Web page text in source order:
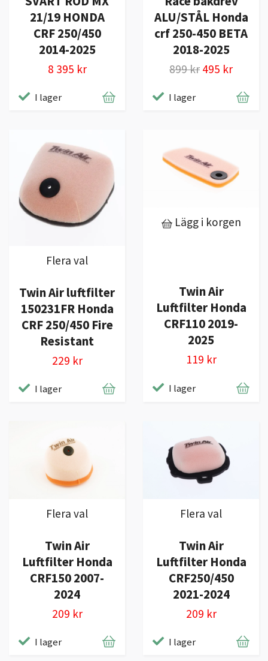
21/19 HONDA
CRF 250/450
2014-2025
8 395 kr
I lager
ALU/STÅL Honda
crf 250-450 BETA
2018-2025
899 kr 495 kr
I lager
Flera val
Twin Air luftfilter
150231FR Honda
CRF 250/450 Fire
Resistant
229 kr
I lager
Lägg i korgen
Twin Air
Luftfilter Honda
CRF110 2019-
2025
119 kr
I lager
Flera val
Twin Air
Luftfilter Honda
CRF150 2007-
2024
209 kr
I lager
Flera val
Twin Air
Luftfilter Honda
CRF250/450
2021-2024
209 kr
I lager